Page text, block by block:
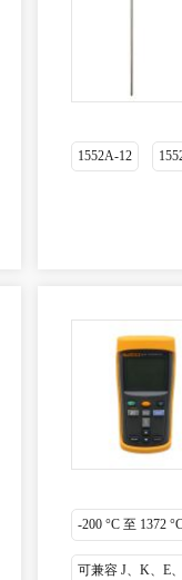
1552A-12
-200 °C 至 1372
可兼容 J、K、E